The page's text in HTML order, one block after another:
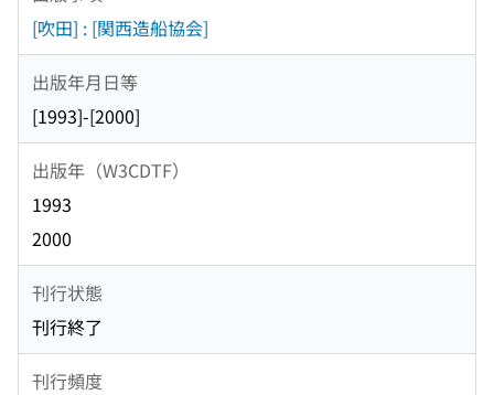
[吹田] : [関西造船協会]
出版年月日等
[1993]-[2000]
出版年（W3CDTF）
1993
2000
刊行状態
刊行終了
刊行頻度